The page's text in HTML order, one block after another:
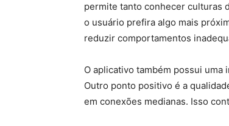
permite tanto conhecer culturas
o usuário prefira algo mais
reduzir comportamentos
O aplicativo também possui
Outro ponto positivo é a
em conexões medianas. Isso